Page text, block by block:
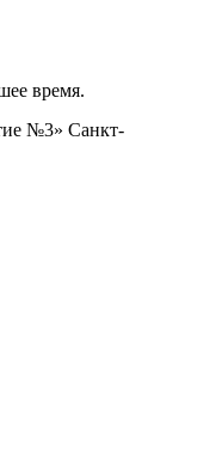
время.
№3» Санкт-